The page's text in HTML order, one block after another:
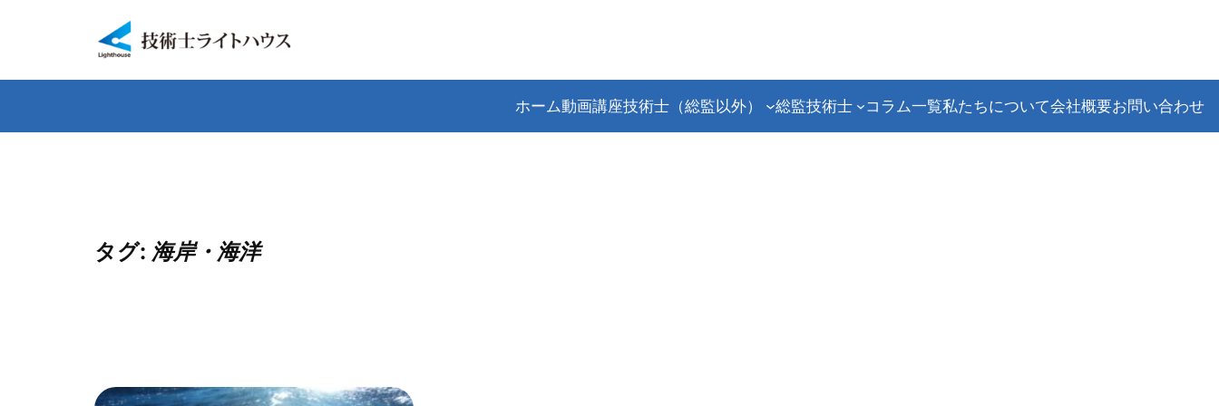
ス
ッ
ホーム動画講座技術士（総監以外） 総監技術士 コラム一覧私たちについて会社概要お問い合わせ
タグ: 海岸・海洋